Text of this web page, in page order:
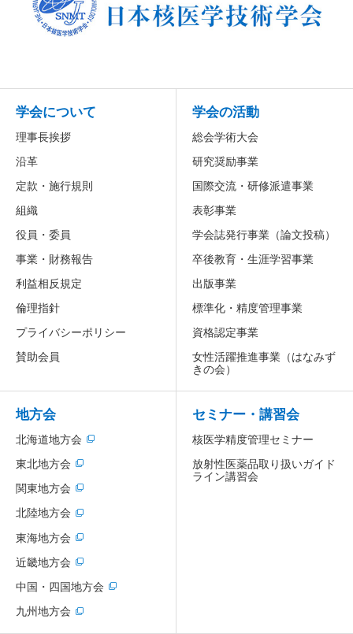
学会について
理事長挨拶
沿革
定款・施行規則
組織
役員・委員
事業・財務報告
利益相反規定
倫理指針
プライバシーポリシー
賛助会員
学会の活動
総会学術大会
研究奨励事業
国際交流・研修派遣事業
表彰事業
学会誌発行事業（論文投稿）
卒後教育・生涯学習事業
出版事業
標準化・精度管理事業
資格認定事業
女性活躍推進事業 （はなみず
きの会）
地方会
北海道地方会
東北地方会
関東地方会
北陸地方会
東海地方会
近畿地方会
中国・四国地方会
九州地方会
セミナー・講習会
核医学精度管理セミナー
放射性医薬品取り扱いガイド
ライン講習会